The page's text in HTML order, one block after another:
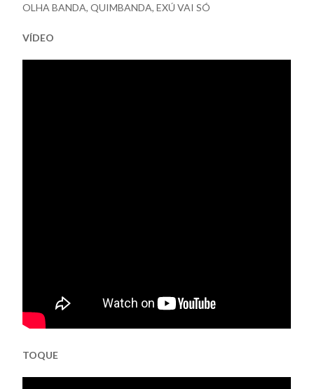
OLHA BANDA, QUIMBANDA, EXÚ VAI SÓ
VÍDEO
TOQUE